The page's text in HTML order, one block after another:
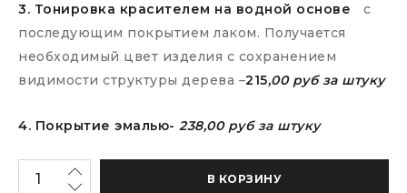
3. Тонировка красителем на водной основе с
последующим покрытием лаком. Получается
необходимый цвет изделия с сохранением
видимости структуры дерева –215,00 руб за штуку
4. Покрытие эмалью- 238,00 руб за штуку
В КОРЗИНУ